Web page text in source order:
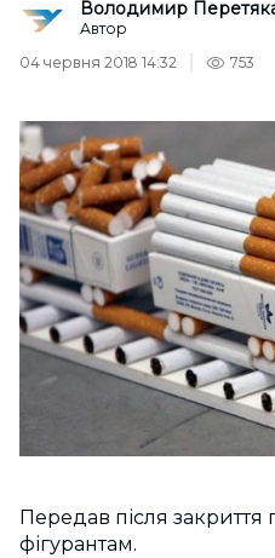
Володимир
Автор
04 червня 2018 14:32
753
Передав після
фігурантам.